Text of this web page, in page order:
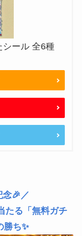
シール 全6種
念🎉／
たる「無料ガチ
勝ち✨